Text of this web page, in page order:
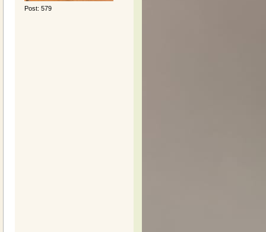
Post: 579